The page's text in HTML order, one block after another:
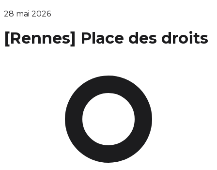
28 mai 2026
[Rennes] Place des droits